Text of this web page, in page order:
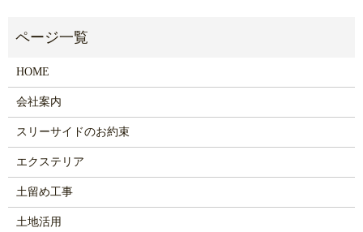
HOME
会社案内
スリーサイドのお約束
エクステリア
土留め工事
土地活用